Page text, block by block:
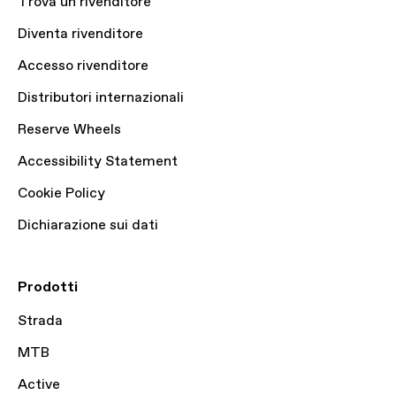
Diventa rivenditore
Accesso rivenditore
Distributori internazionali
Reserve Wheels
Accessibility Statement
Cookie Policy
Dichiarazione sui dati
Prodotti
Strada
MTB
Active